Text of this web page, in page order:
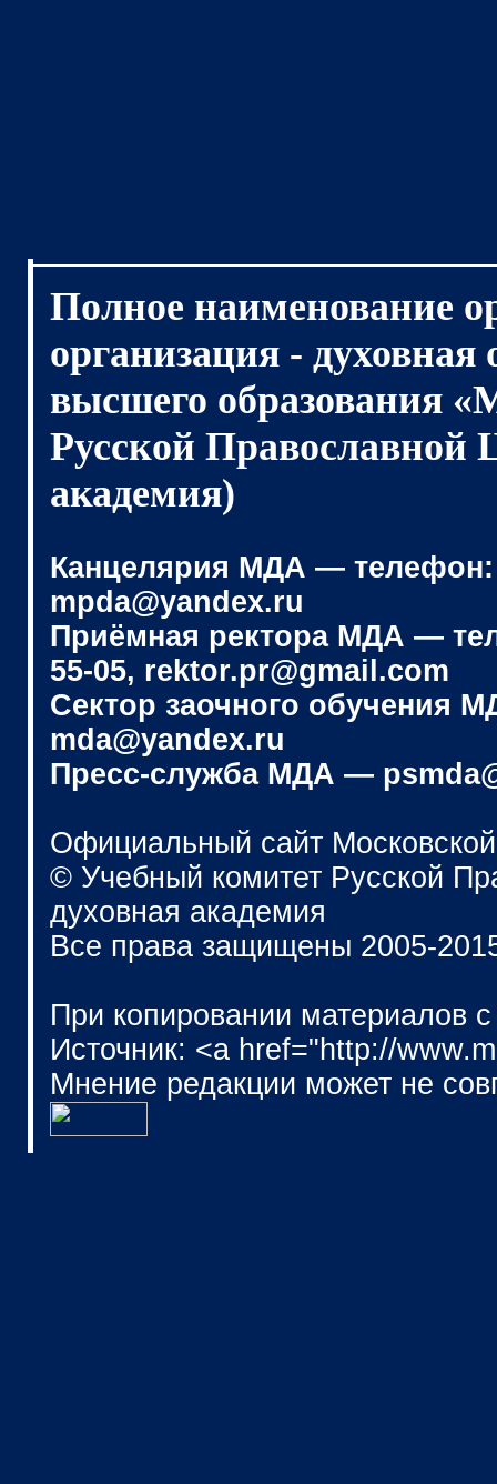
Полное наименование
организация - духовная
высшего образования
Русской Православной
академия)
Канцелярия МДА — телефон:
mpda@yandex.ru
Приёмная ректора МДА —
55-05, rektor.pr@gmail.com
Сектор заочного обучения
mda@yandex.ru
Пресс-служба МДА —
Официальный сайт
© Учебный комитет Русской
духовная академия
Все права защищены 2005-
При копировании материалов
Источник: <a href="http://
Мнение редакции может не